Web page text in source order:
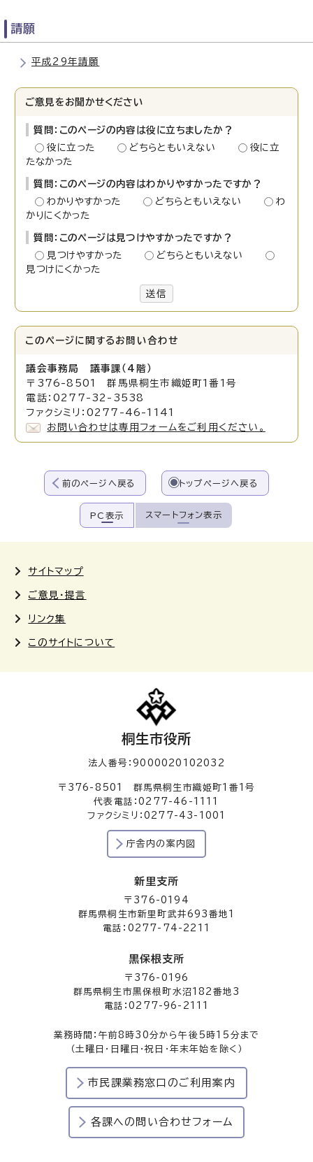
請願
平成29年請願
ご意見をお聞かせください
質問：このページの内容は役に立ちましたか？
役に立った
どちらともいえない
役に立
たなかった
質問：このページの内容はわかりやすかったですか？
わかりやすかった
どちらともいえない
わ
かりにくかった
質問：このページは見つけやすかったですか？
見つけやすかった
どちらともいえない
見つけにくかった
送信
このページに関する お問い合わせ
議会事務局 議事課（4階）
〒376-8501 群馬県桐生市織姫町1番1号
電話：0277-32-3538
ファクシミリ：0277-46-1141
お問い合わせは専用フォームをご利用ください。
前のページへ戻る トップページへ戻る
PC表示 スマートフォン表示
サイトマップ
ご意見・提言
リンク集
このサイトについて
桐生市役所
法人番号：9000020102032
〒376-8501 群馬県桐生市織姫町1番1号
代表電話：0277-46-1111
ファクシミリ：0277-43-1001
庁舎内の案内図
新里支所
〒376-0194
群馬県桐生市新里町武井693番地1
電話：0277-74-2211
黒保根支所
〒376-0196
群馬県桐生市黒保根町水沼182番地3
電話：0277-96-2111
業務時間：午前8時30分から午後5時15分まで
（土曜日・日曜日・祝日・年末年始を除く）
市民課業務窓口のご利用案内
各課への問い合わせフォーム